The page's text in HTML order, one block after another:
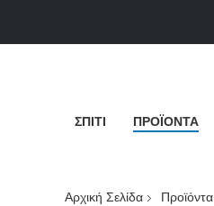
ΣΠΊΤΙ ΠΡΟΪΌΝΤΑ
Αρχική Σελίδα Προϊόντα